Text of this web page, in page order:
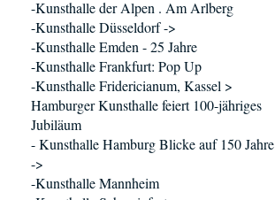
-Kunsthalle der Alpen . Am Arlberg
-Kunsthalle Düsseldorf ->
-Kunsthalle Emden - 25 Jahre
-Kunsthalle Frankfurt: Pop Up
-Kunsthalle Fridericianum, Kassel >
Hamburger Kunsthalle feiert 100-jähriges
Jubiläum
- Kunsthalle Hamburg Blicke auf 150 Jahre
->
-Kunsthalle Mannheim